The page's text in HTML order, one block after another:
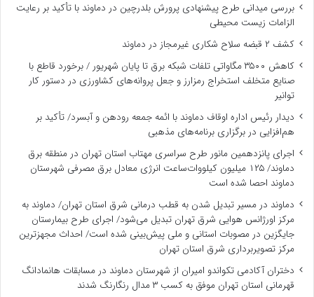
بررسی میدانی طرح پیشنهادی پرورش بلدرچین در دماوند با تأکید بر رعایت
الزامات زیست ‌محیطی
کشف ۲ قبضه سلاح شکاری غیرمجاز در دماوند
کاهش ۳۵۰۰ مگاواتی تلفات شبکه برق تا پایان شهریور / برخورد قاطع با
صنایع متخلف استخراج رمزارز و جعل پروانه‌های کشاورزی در دستور کار
توانیر
دیدار رئیس اداره اوقاف دماوند با ائمه جمعه رودهن و آبسرد/ تأکید بر
هم‌افزایی در برگزاری برنامه‌های مذهبی
اجرای پانزدهمین مانور طرح سراسری مهتاب استان تهران در منطقه برق
دماوند/ ۱۲۵ میلیون کیلووات‌ساعت انرژی معادل برق مصرفی شهرستان
دماوند احصا شده است
دماوند در مسیر تبدیل شدن به قطب درمانی شرق استان تهران/ دماوند به
مرکز اورژانس هوایی شرق تهران تبدیل می‌شود/ اجرای طرح بیمارستان
جایگزین در مصوبات استانی و ملی پیش‌بینی شده است/ احداث مجهزترین
مرکز تصویربرداری شرق استان تهران
دختران آکادمی تکواندو امیران از شهرستان دماوند در مسابقات هانمادانگ
قهرمانی استان تهران موفق به کسب ۳ مدال رنگارنگ شدند